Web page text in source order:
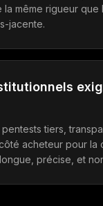
même rigueur que
jacente.
pentests tiers,
acheteur pour la
précise, et